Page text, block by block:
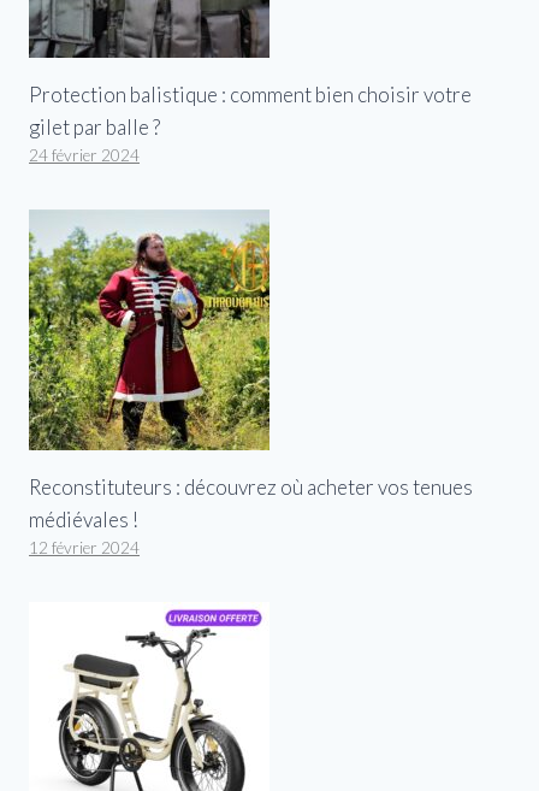
Protection balistique : comment bien choisir votre
gilet par balle ?
24 février 2024
Reconstituteurs : découvrez où acheter vos tenues
médiévales !
12 février 2024